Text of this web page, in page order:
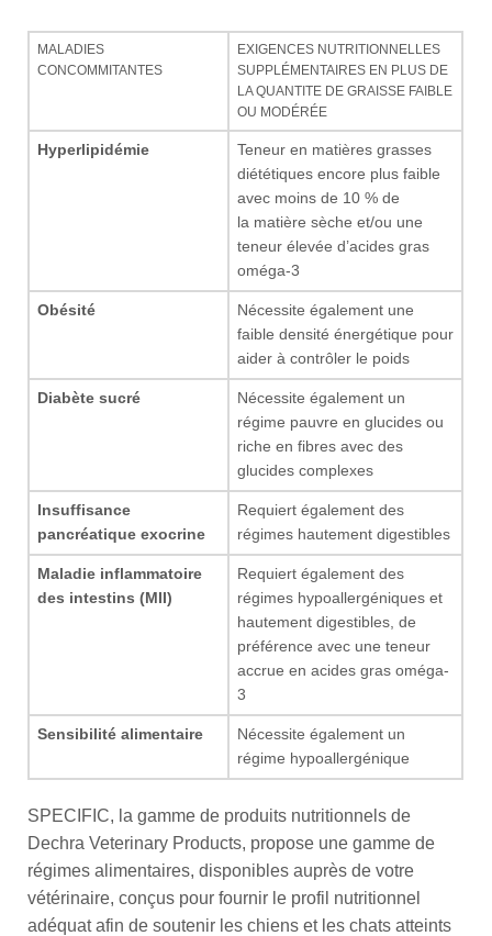
MALADIES
CONCOMMITANTES
EXIGENCES NUTRITIONNELLES
SUPPLÉMENTAIRES EN PLUS DE
LA QUANTITE DE GRAISSE FAIBLE
OU MODÉRÉE
Hyperlipidémie
Teneur en matières grasses
diététiques encore plus faible
avec moins de 10 % de
la matière sèche et/ou une
teneur élevée d’acides gras
oméga-3
Obésité
Nécessite également une
faible densité énergétique pour
aider à contrôler le poids
Diabète sucré
Nécessite également un
régime pauvre en glucides ou
riche en fibres avec des
glucides complexes
Insuffisance
pancréatique exocrine
Requiert également des
régimes hautement digestibles
Maladie inflammatoire
des intestins (MII)
Requiert également des
régimes hypoallergéniques et
hautement digestibles, de
préférence avec une teneur
accrue en acides gras oméga-
3
Sensibilité alimentaire
Nécessite également un
régime hypoallergénique
SPECIFIC, la gamme de produits nutritionnels de
Dechra Veterinary Products, propose une gamme de
régimes alimentaires, disponibles auprès de votre
vétérinaire, conçus pour fournir le profil nutritionnel
adéquat afin de soutenir les chiens et les chats atteints